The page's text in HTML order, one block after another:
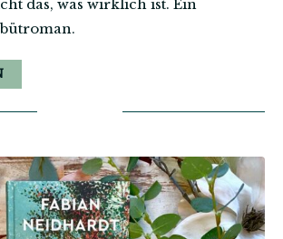
das, was wirklich ist. Ein